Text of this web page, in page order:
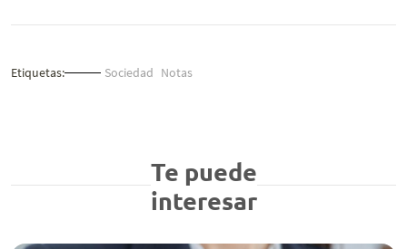
Etiquetas: Sociedad Notas
Te puede
interesar